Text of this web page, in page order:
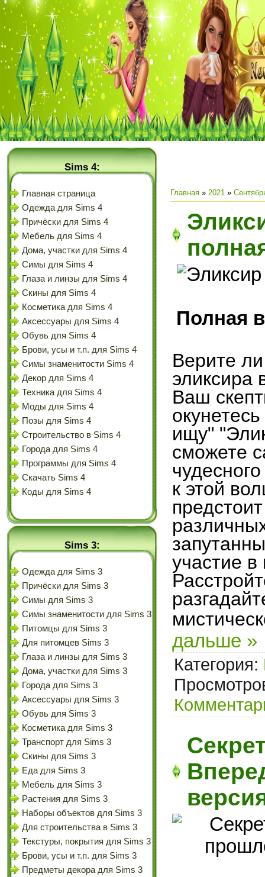
Sims 4:
Главная страница
Одежда для Sims 4
Причёски для Sims 4
Мебель для Sims 4
Дома, участки для Sims 4
Симы для Sims 4
Глаза и линзы для Sims 4
Скины для Sims 4
Косметика для Sims 4
Аксессуары для Sims 4
Обувь для Sims 4
Брови, усы и т.п. для Sims 4
Симы знаменитости Sims 4
Декор для Sims 4
Техника для Sims 4
Моды для Sims 4
Позы для Sims 4
Строительство в Sims 4
Города для Sims 4
Программы для Sims 4
Скачать Sims 4
Коды для Sims 4
Sims 3:
Одежда для Sims 3
Причёски для Sims 3
Симы для Sims 3
Симы знаменитости для Sims 3
Питомцы для Sims 3
Для питомцев Sims 3
Глаза и линзы для Sims 3
Дома, участки для Sims 3
Города для Sims 3
Аксессуары для Sims 3
Обувь для Sims 3
Косметика для Sims 3
Транспорт для Sims 3
Скины для Sims 3
Еда для Sims 3
Мебель для Sims 3
Растения для Sims 3
Наборы объектов для Sims 3
Для строительства в Sims 3
Текстуры, покрытия для Sims 3
Брови, усы и т.п. для Sims 3
Предметы декора для Sims 3
Главная » 2021 »
Полная
Верите
эликсира
Ваш
ищу"
сможете
к этой
участие
дальше »
Категория: